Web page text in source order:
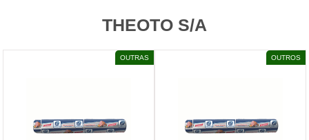
THEOTO S/A
OUTRAS OUTROS